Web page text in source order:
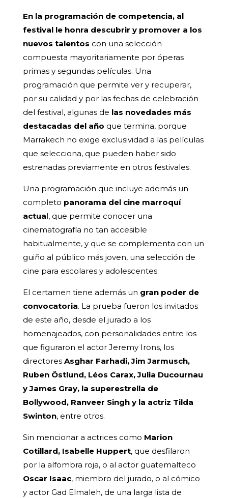
En la programación de competencia, al
festival le honra descubrir y promover a los
nuevos talentos con una selección
compuesta mayoritariamente por óperas
primas y segundas películas. Una
programación que permite ver y recuperar,
por su calidad y por las fechas de celebración
del festival, algunas de las novedades más
destacadas del año que termina, porque
Marrakech no exige exclusividad a las películas
que selecciona, que pueden haber sido
estrenadas previamente en otros festivales.
Una programación que incluye además un
completo panorama del cine marroquí
actual, que permite conocer una
cinematografía no tan accesible
habitualmente, y que se complementa con un
guiño al público más joven, una selección de
cine para escolares y adolescentes.
El certamen tiene además un gran poder de
convocatoria. La prueba fueron los invitados
de este año, desde el jurado a los
homenajeados, con personalidades entre los
que figuraron el actor Jeremy Irons, los
directores Asghar Farhadi, Jim Jarmusch,
Ruben Östlund, Léos Carax, Julia Ducournau
y James Gray, la superestrella de
Bollywood, Ranveer Singh y la actriz Tilda
Swinton, entre otros.
Sin mencionar a actrices como Marion
Cotillard, Isabelle Huppert, que desfilaron
por la alfombra roja, o al actor guatemalteco
Oscar Isaac, miembro del jurado, o al cómico
y actor Gad Elmaleh, de una larga lista de